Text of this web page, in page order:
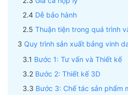
Dễ bảo hành
Thuận tiện trong quá trình
Quy trình sản xuất bảng vinh
Bước 1: Tư vấn và Thiết kế
Bước 2: Thiết kế 3D
Bước 3: Chế tác sản phẩm